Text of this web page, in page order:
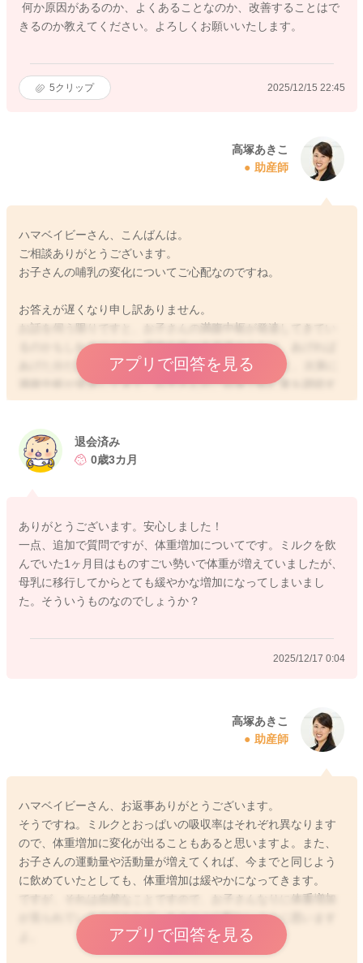
何か原因があるのか、よくあることなのか、改善することはで
きるのか教えてください。よろしくお願いいたします。
5クリップ 2025/12/15 22:45
高塚あきこ
助産師
ハマベイビーさん、こんばんは。
ご相談ありがとうございます。
お子さんの哺乳の変化についてご心配なのですね。
お答えが遅くなり申し訳ありません。
お話を伺う限りですと、お子さんの満腹中枢が発達してきてい
るのかもしれませんね。満腹中枢が未発達のうちは、あげれば
あげた分だけ飲むのですが、生後2〜3ヶ月を過ぎると、次第に
満腹中枢が発達してきて、お子さんがご自身で飲む量を調節す
るようになります。
時に遊び始めたりするようになります。一時的に飲む量が減っ
てしまっているように感じて、ご心配になるママさんは多いの
いと言われていますよ。ですので、これらを満たしていれば、
お子さんなりの成長の証拠として、見守っていただいて問題な
いように思います。
お話を伺う限りですと、機嫌も悪くないようですし、溢乳もあ
るということでしたら、おそらく体調不良の可能性や、哺乳量
アプリで回答を見る
2025/12/16 22:49
退会済み
0歳3カ月
ありがとうございます。安心しました！
一点、追加で質問ですが、体重増加についてです。ミルクを飲
んでいた1ヶ月目はものすごい勢いで体重が増えていましたが、
母乳に移行してからとても緩やかな増加になってしまいまし
た。そういうものなのでしょうか？
2025/12/17 0:04
高塚あきこ
助産師
ハマベイビーさん、お返事ありがとうございます。
そうですね。ミルクとおっぱいの吸収率はそれぞれ異なります
ので、体重増加に変化が出ることもあると思いますよ。また、
お子さんの運動量や活動量が増えてくれば、今までと同じよう
に飲めていたとしても、体重増加は緩やかになってきます。
ですが、それは自然なことですので、お子さんなりに体重増加
が見られているのであれば、あまりご心配ないように思います
アプリで回答を見る